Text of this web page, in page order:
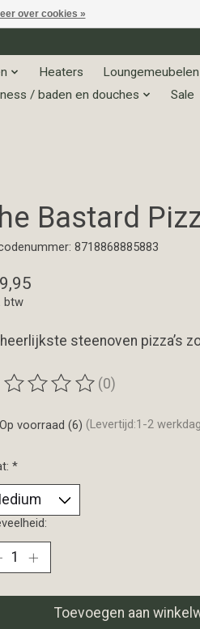
Heaters
Loungemeubelen
/ baden en douches Sale
Bastard
8718868885883
btw
steenoven pizza’s
beoordeling van dit product is
(0)
Op voorraad (6) (Levertijd:1-2
*
Toevoegen aan
over cookies »